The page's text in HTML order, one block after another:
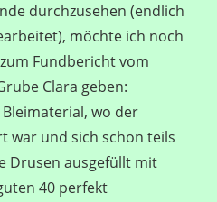
durchzusehen (endlich
möchte ich noch
Fundbericht vom
Clara geben:
wo der
war und sich schon teils
Drusen ausgefüllt mit
40 perfekt